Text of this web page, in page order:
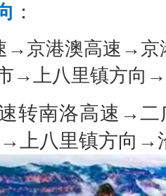
：
→京港澳高速→
→上八里镇方向→
转南洛高速→
上八里镇方向→